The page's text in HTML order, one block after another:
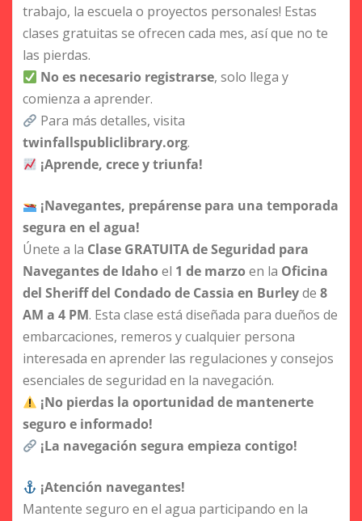
trabajo, la escuela o proyectos personales! Estas
clases gratuitas se ofrecen cada mes, así que no te
las pierdas.
No es necesario registrarse, solo llega y
comienza a aprender.
Para más detalles, visita
twinfallspubliclibrary.org.
¡Aprende, crece y triunfa!
¡Navegantes, prepárense para una temporada
segura en el agua!
Únete a la Clase GRATUITA de Seguridad para
Navegantes de Idaho el 1 de marzo en la Oficina
del Sheriff del Condado de Cassia en Burleyde 8
AM a 4 PM. Esta clase está diseñada para dueños de
embarcaciones, remeros y cualquier persona
interesada en aprender las regulaciones y consejos
esenciales de seguridad en la navegación.
¡No pierdas la oportunidad de mantenerte
seguro e informado!
¡La navegación segura empieza contigo!
¡Atención navegantes!
Mantente seguro en el agua participando en la